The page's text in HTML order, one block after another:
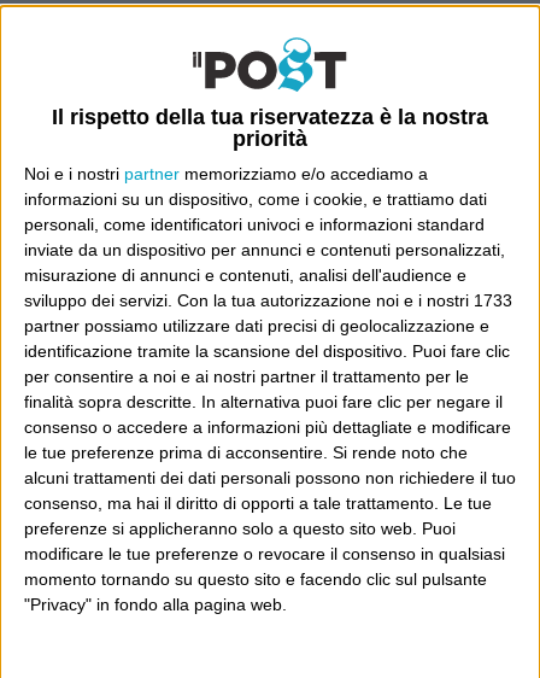
Il rispetto della tua riservatezza è la nostra
priorità
Noi e i nostri partner memorizziamo e/o accediamo a
informazioni su un dispositivo, come i cookie, e trattiamo dati
personali, come identificatori univoci e informazioni standard
inviate da un dispositivo per annunci e contenuti personalizzati,
misurazione di annunci e contenuti, analisi dell'audience e
sviluppo dei servizi. Con la tua autorizzazione noi e i nostri 1733
partner possiamo utilizzare dati precisi di geolocalizzazione e
identificazione tramite la scansione del dispositivo. Puoi fare clic
per consentire a noi e ai nostri partner il trattamento per le
finalità sopra descritte. In alternativa puoi fare clic per negare il
consenso o accedere a informazioni più dettagliate e modificare
le tue preferenze prima di acconsentire. Si rende noto che
alcuni trattamenti dei dati personali possono non richiedere il tuo
consenso, ma hai il diritto di opporti a tale trattamento. Le tue
preferenze si applicheranno solo a questo sito web. Puoi
modificare le tue preferenze o revocare il consenso in qualsiasi
momento tornando su questo sito e facendo clic sul pulsante
"Privacy" in fondo alla pagina web.
quell’articolo in cui secondo il testo “manca un pur
embrionale apparato critico” la Rai chiede a Filippo
Facci e al Giornale un risarcimento di “dieci milioni di
euro”
Questa è la notizia. L’opinione ognuno se la faccia come
si sente.
Vanity Fair
Dove sei?
Wittgenstein è il blog di Luca Sofri, il fondatore e
direttore editoriale del giornale online il Post. Forse
sei qui perché conosci già il Post, o forse sei
capitato qui per altri giri.
In questo secondo caso, e se Wittgenstein ti piace,
potrebbe piacerti anche il Post: che è partito